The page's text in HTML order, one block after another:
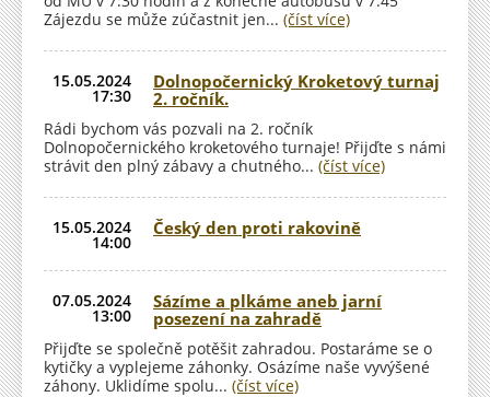
on on on e- pag
Zájezdu se může zúčastnit jen... (číst více)
15.05.2024
17:30
Dolnopočernický Kroketový turnaj
2. ročník.
Rádi bychom vás pozvali na 2. ročník
Dolnopočernického kroketového turnaje! Přijďte s námi
strávit den plný zábavy a chutného... (číst více)
15.05.2024
14:00
Český den proti rakovině
07.05.2024
13:00
Sázíme a plkáme aneb jarní
posezení na zahradě
Přijďte se společně potěšit zahradou. Postaráme se o
kytičky a vyplejeme záhonky. Osázíme naše vyvýšené
záhony. Uklidíme spolu... (číst více)